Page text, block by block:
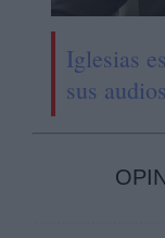
Iglesias
sus